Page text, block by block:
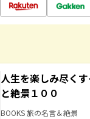
人生を楽しみ尽く
と絶景１００
BOOKS 旅の名言＆絶景